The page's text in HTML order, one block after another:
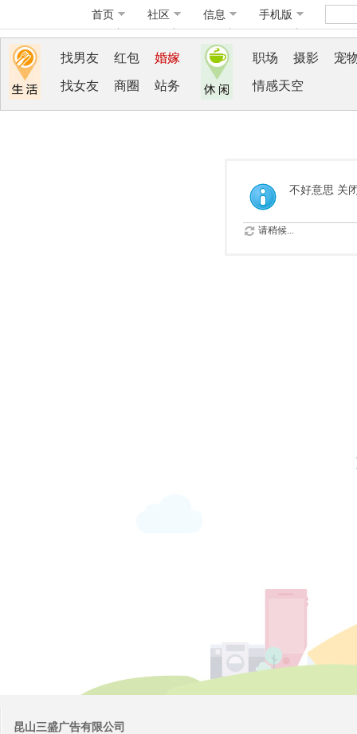
首页 社区 信息 手机版
找男友 红包 婚嫁
找女友 商圈 站务
职场 摄影 宠
情感天空
不好意思 关
请稍候...
昆山三盛广告有限公司